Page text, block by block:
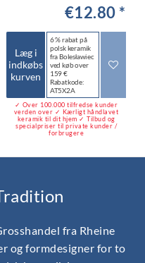
€12.80 *
Læg i
indkøbs
kurven
6 % rabat på
polsk keramik
fra Bolesławiec
ved køb over
159 €
Rabatkode:
AT5X2A
✓ Over 100.000 tilfredse kunder
verden over ✓ Kærligt håndlavet
keramik til dit hjem ✓ Tilbud og
specialpriser til private kunder /
forbrugere
fra Rheine
og formdesigner for to